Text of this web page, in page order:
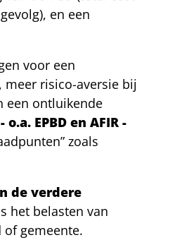
en een
voor een
risico-aversie bij
een ontluikende
EPBD en AFIR -
zoals
de verdere
het belasten van
gemeente.